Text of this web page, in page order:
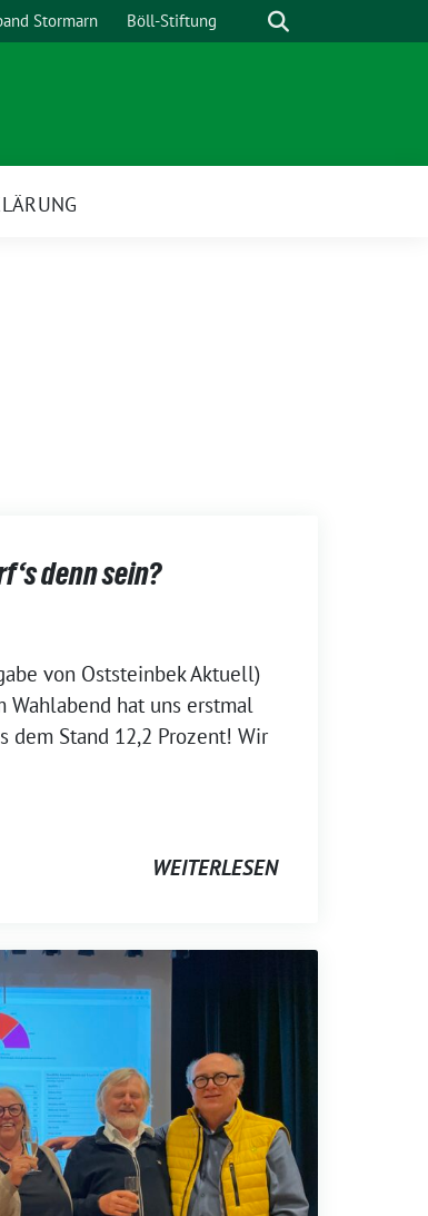
Stormarn Böll-Stiftung Suche
denn sein?
von Oststeinbek Aktuell)
Wahlabend hat uns erstmal
dem Stand 12,2 Prozent! Wir
WEITERLESEN